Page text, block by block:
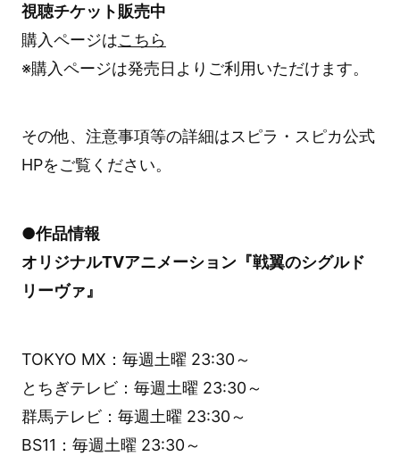
視聴チケット販売中
購入ページはこちら
※購入ページは発売日よりご利用いただけます。
その他、注意事項等の詳細はスピラ・スピカ公式
HPをご覧ください。
●作品情報
オリジナルTVアニメーション『戦翼のシグルド
リーヴァ』
TOKYO MX：毎週土曜 23:30～
とちぎテレビ：毎週土曜 23:30～
群馬テレビ：毎週土曜 23:30～
BS11：毎週土曜 23:30～